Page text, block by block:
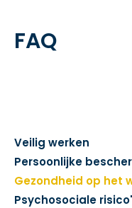
FAQ
Veilig werken
Persoonlijke
Gezondheid op het
Psychosociale